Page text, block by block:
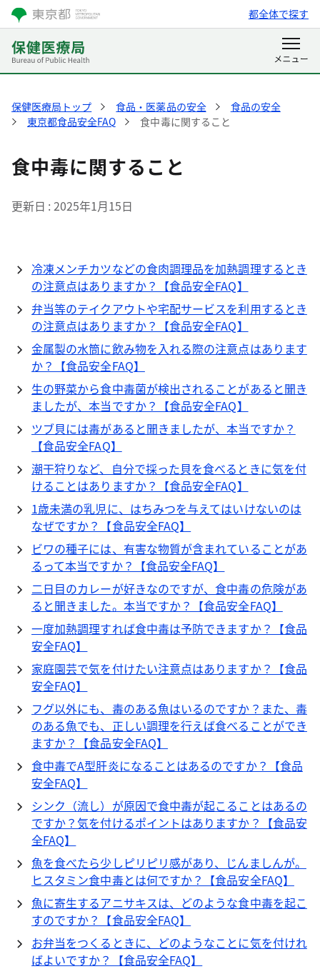
都全体で探す
保健医療局トップ 食品・医薬品の安全
食品の安全
東京都食品安全FAQ
食中毒に関すること
食中毒に関すること
更新日 2025年1月15日
冷凍メンチカツなどの食肉調理品を加熱調理するとき
の注意点はありますか？【食品安全FAQ】
弁当等のテイクアウトや宅配サービスを利用するとき
の注意点はありますか？【食品安全FAQ】
金属製の水筒に飲み物を入れる際の注意点はあります
か？【食品安全FAQ】
生の野菜から食中毒菌が検出されることがあると聞き
ましたが、本当ですか？【食品安全FAQ】
ツブ貝には毒があると聞きましたが、本当ですか？
【食品安全FAQ】
潮干狩りなど、自分で採った貝を食べるときに気を付
けることはありますか？【食品安全FAQ】
1歳未満の乳児に、はちみつを与えてはいけないのは
なぜですか？【食品安全FAQ】
ビワの種子には、有害な物質が含まれていることがあ
るって本当ですか？【食品安全FAQ】
二日目のカレーが好きなのですが、食中毒の危険があ
ると聞きました。本当ですか？【食品安全FAQ】
一度加熱調理すれば食中毒は予防できますか？【食品
安全FAQ】
家庭園芸で気を付けたい注意点はありますか？【食品
安全FAQ】
フグ以外にも、毒のある魚はいるのですか？また、毒
のある魚でも、正しい調理を行えば食べることができ
ますか？【食品安全FAQ】
食中毒でA型肝炎になることはあるのですか？【食品
安全FAQ】
シンク（流し）が原因で食中毒が起こることはあるの
ですか？気を付けるポイントはありますか？【食品安
全FAQ】
魚を食べたら少しピリピリ感があり、じんましんが。
ヒスタミン食中毒とは何ですか？【食品安全FAQ】
魚に寄生するアニサキスは、どのような食中毒を起こ
すのですか？【食品安全FAQ】
お弁当をつくるときに、どのようなことに気を付けれ
ばよいですか？【食品安全FAQ】